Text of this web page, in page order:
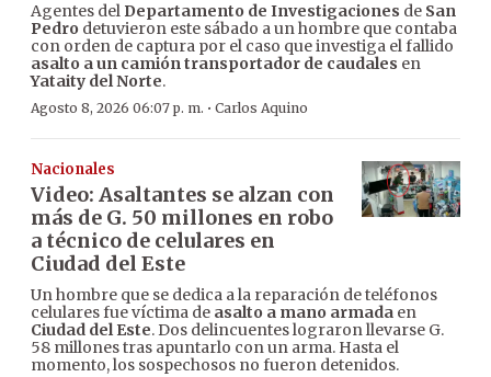
Agentes del Departamento de Investigaciones de San
Pedro detuvieron este sábado a un hombre que contaba
con orden de captura por el caso que investiga el fallido
asalto a un camión transportador de caudales en
Yataity del Norte.
Agosto 8, 2026 06:07 p. m. · Carlos Aquino
Nacionales
Video: Asaltantes se alzan con
más de G. 50 millones en robo
a técnico de celulares en
Ciudad del Este
Un hombre que se dedica a la reparación de teléfonos
celulares fue víctima de asalto a mano armada en
Ciudad del Este. Dos delincuentes lograron llevarse G.
58 millones tras apuntarlo con un arma. Hasta el
momento, los sospechosos no fueron detenidos.